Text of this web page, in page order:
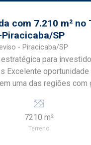
com 7.210 m² no
SP
- Piracicaba/SP
para
uma das regiões com
m², localizada no bairro
do Hospital Regional
uma região que vem se
7210 m²
Terreno